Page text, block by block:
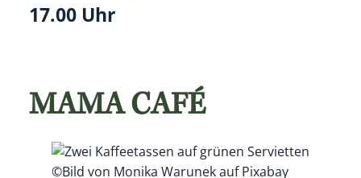
17.00 Uhr
MAMA CAFÉ
©Bild von Monika Warunek auf Pixabay